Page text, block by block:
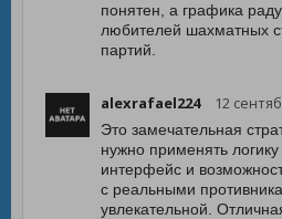
понятен, а графика
любителей шахматных
партий.
alexrafael224 12
Это замечательная
нужно применять
интерфейс и
с реальными
увлекательной.